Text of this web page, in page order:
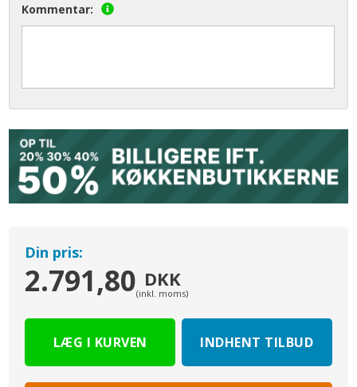
Kommentar:
Din pris:
2.791,80 DKK
(inkl. moms)
INDHENT TILBUD